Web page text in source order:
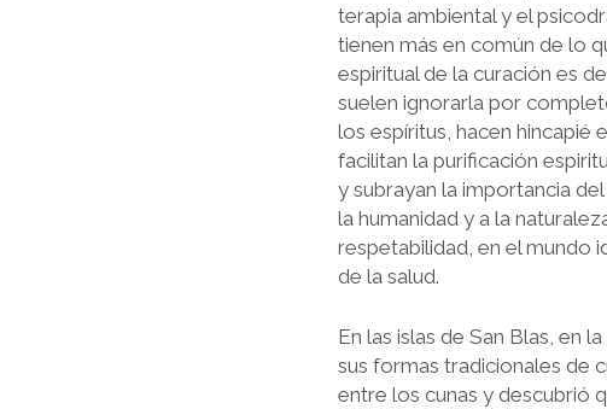
terapia ambiental y el
tienen más en común de lo
espiritual de la cu­ración es
suelen ignorarla por
los espíritus, hacen hincapié
facilitan la purificación
y subrayan la importancia
la humanidad y a la
respetabilidad, en el mundo
de la salud.
En las islas de San Blas, en
sus formas tradicionales de
entre los cunas y descubrió